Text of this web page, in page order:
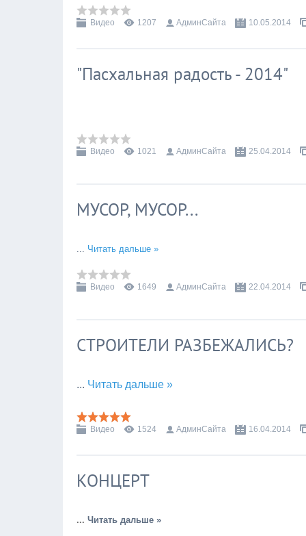
Видео 1207 АдминСайта 10.05.2014
"Пасхальная радость - 2014"
Видео 1021 АдминСайта 25.04.2014
МУСОР, МУСОР...
... Читать дальше »
Видео 1649 АдминСайта 22.04.2014
СТРОИТЕЛИ РАЗБЕЖАЛИСЬ?
... Читать дальше »
Видео 1524 АдминСайта 16.04.2014
КОНЦЕРТ
... Читать дальше »